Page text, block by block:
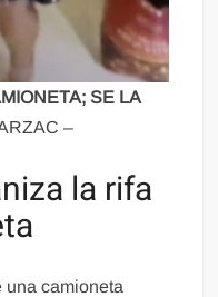
SE LA
–
la rifa
camioneta